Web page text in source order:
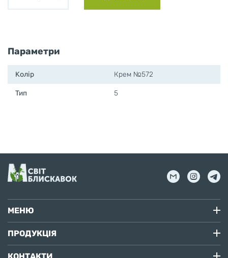
Параметри
Колір Крем №572
Тип 5
МЕНЮ
ПРОДУКЦІЯ